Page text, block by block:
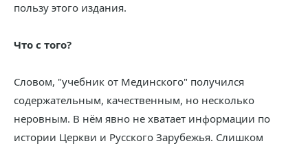
пользу этого издания.
Что с того?
Словом, "учебник от Мединского" получился
содержательным, качественным, но несколько
неровным. В нём явно не хватает информации по
истории Церкви и Русского Зарубежья. Слишком